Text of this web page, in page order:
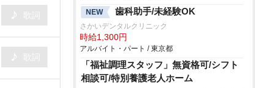
NEW
歯科助手/未経験OK
さかいデンタルクリニック
時給1,300円
アルバイト・パート / 東京都
「福祉調理スタッフ」無資格可/シフト
相談可/特別養護老人ホーム